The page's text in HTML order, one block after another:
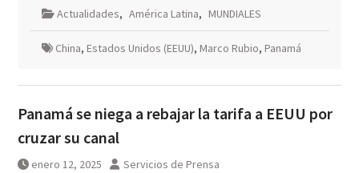
Actualidades, América Latina, MUNDIALES
China, Estados Unidos (EEUU), Marco Rubio, Panamá
Panamá se niega a rebajar la tarifa a EEUU por
cruzar su canal
enero 12, 2025 Servicios de Prensa